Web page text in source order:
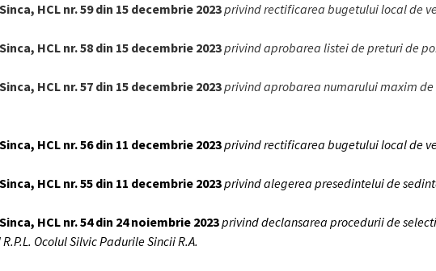
HCL nr. 59 din 15 decembrie 2023privind rectificarea bugetului local de
HCL nr. 58 din 15 decembrie 2023privind aprobarea listei de preturi de
HCL nr. 57 din 15 decembrie 2023privind aprobarea numarului maxim
HCL nr. 56 din 11 decembrie 2023privind rectificarea bugetului local de
HCL nr. 55 din 11 decembrie 2023privind alegerea presedintelui de
HCL nr. 54 din 24 noiembrie 2023privind declansarea procedurii de
Ocolul Silvic Padurile Sincii R.A.